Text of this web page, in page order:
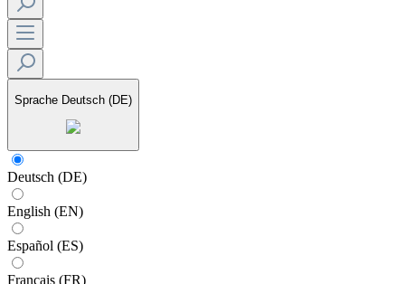
Sprache Deutsch (DE)
Deutsch (DE)
English (EN)
Español (ES)
Français (FR)